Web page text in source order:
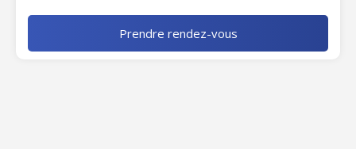
Prendre rendez-vous